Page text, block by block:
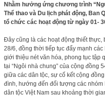
Nhằm hưởng ứng chương trình
Thể thao và Du lịch phát động, Ban
tổ chức các hoạt động từ ngày 01-
Đây cũng là các hoạt động thiết thực,
28/6, đồng thời tiếp tục đẩy mạnh
giới thiệu nét văn hóa, phong tục tập
tại “Ngôi nhà chung” của cộng đồng
giữa các dân tộc, sự cố kết cộng
đình, hướng đến đối tượng các
dân tộc Việt Nam sau khoảng thời